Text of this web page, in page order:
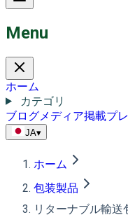
Menu
ホーム
カテゴリ
ブログメディア掲載プ
JA▾
ホーム
包装製品
リターナブル輸送